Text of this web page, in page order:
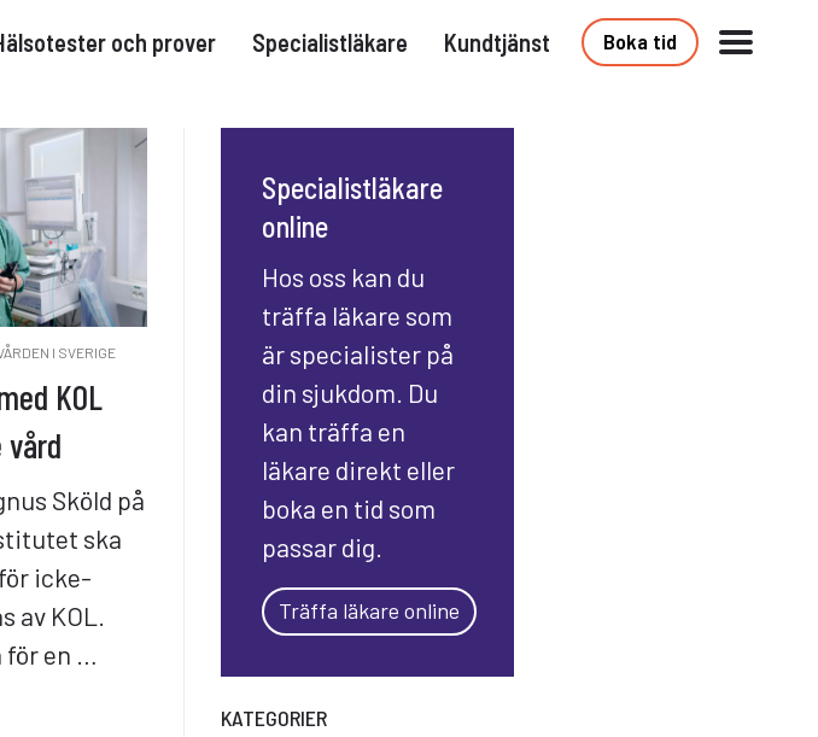
och prover Specialistläkare Kundtjänst Boka tid
I SVERIGE
KOL
Sköld på
ska
icke-
av KOL.
för en …
Specialistläkare
online
Hos oss kan du
träffa läkare som
är specialister på
din sjukdom. Du
kan träffa en
läkare direkt eller
boka en tid som
passar dig.
Träffa läkare online
KATEGORIER